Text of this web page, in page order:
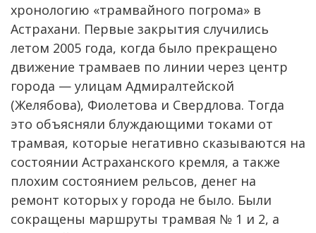
хронологию «трамвайного погрома» в
Астрахани. Первые закрытия случились
летом 2005 года, когда было прекращено
движение трамваев по линии через центр
города — улицам Адмиралтейской
(Желябова), Фиолетова и Свердлова. Тогда
это объясняли блуждающими токами от
трамвая, которые негативно сказываются на
состоянии Астраханского кремля, а также
плохим состоянием рельсов, денег на
ремонт которых у города не было. Были
сокращены маршруты трамвая № 1 и 2, а